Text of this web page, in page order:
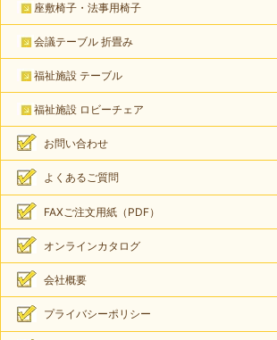
座敷椅子・法事用椅子
会議テーブル 折畳み
福祉施設 テーブル
福祉施設 ロビーチェア
お問い合わせ
よくあるご質問
FAXご注文用紙（PDF）
オンラインカタログ
会社概要
プライバシーポリシー